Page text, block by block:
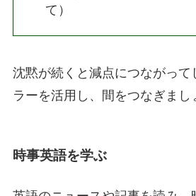
て）
沈黙が続くと減点につながって
ラーを活用し、間をつなぎまし
時事英語を学ぶ